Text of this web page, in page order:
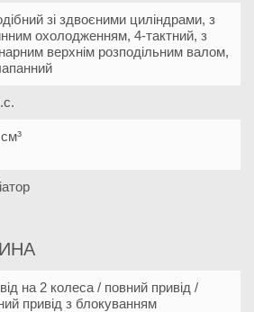
зі здвоєними циліндрами, з
охолодженням, 4-тактний, з
верхнім розподільним валом,
на 2 колеса / повний привід /
привід з блокуванням